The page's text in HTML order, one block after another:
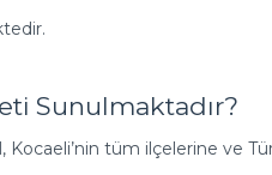
Sunulmaktadır?
tüm ilçelerine ve